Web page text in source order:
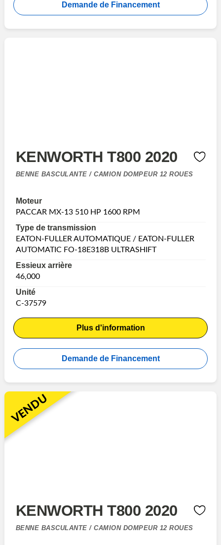
Demande de Financement
KENWORTH T800 2020
BENNE BASCULANTE / CAMION DOMPEUR 12 ROUES
Moteur
PACCAR MX-13 510 HP 1600 RPM
Type de transmission
EATON-FULLER AUTOMATIQUE / EATON-FULLER
AUTOMATIC FO-18E318B ULTRASHIFT
Essieux arrière
46,000
Unité
C-37579
Plus d'information
Demande de Financement
VENDU
KENWORTH T800 2020
BENNE BASCULANTE / CAMION DOMPEUR 12 ROUES